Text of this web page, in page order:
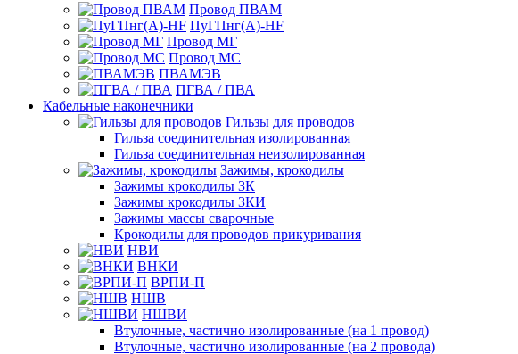
Провод ПВАМ
ПуГПнг(A)-HF
Провод МГ
Провод МС
ПВАМЭВ
ПГВА / ПВА
Кабельные наконечники
Гильзы для проводов
Гильза соединительная изолированная
Гильза соединительная неизолированная
Зажимы, крокодилы
Зажимы крокодилы ЗК
Зажимы крокодилы ЗКИ
Зажимы массы сварочные
Крокодилы для проводов прикуривания
НВИ
ВНКИ
ВРПИ-П
НШВ
НШВИ
Втулочные, частично изолированные (на 1 провод)
Втулочные, частично изолированные (на 2 провода)